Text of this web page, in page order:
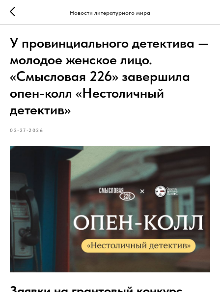
Новости литературного мира
У провинциального детектива —
молодое женское лицо.
«Смысловая 226» завершила
опен-колл «Нестоличный
детектив»
02-27-2026